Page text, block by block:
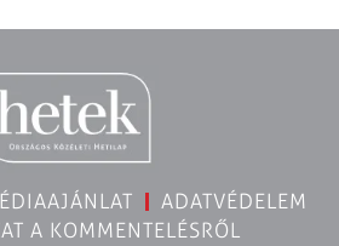
ADATVÉDELEM
A KOMMENTELÉSRŐL